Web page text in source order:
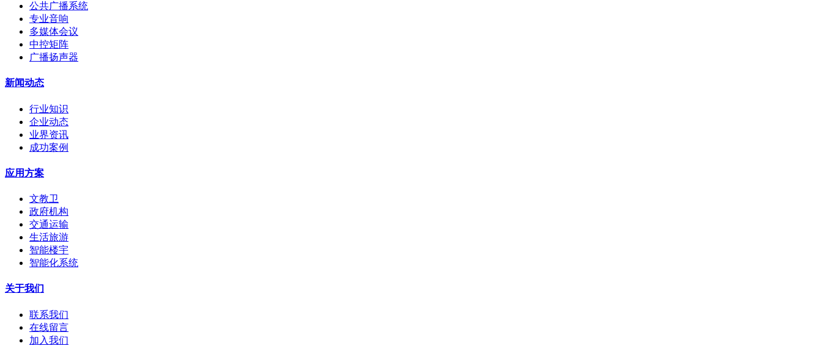
公共广播系统
专业音响
多媒体会议
中控矩阵
广播扬声器
新闻动态
行业知识
企业动态
业界资讯
成功案例
应用方案
文教卫
政府机构
交通运输
生活旅游
智能楼宇
智能化系统
关于我们
联系我们
在线留言
加入我们